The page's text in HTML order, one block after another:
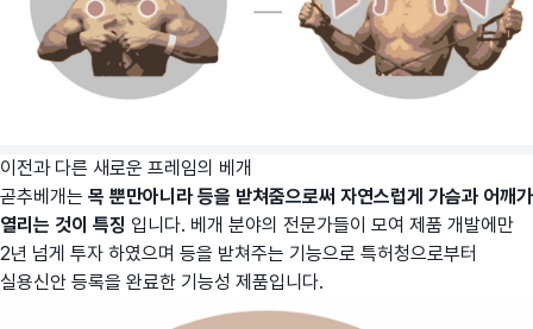
이전과 다른 새로운 프레임의 베개
곧추베개는 목 뿐만아니라 등을 받쳐줌으로써 자연스럽게 가슴과 어깨가
열리는 것이 특징 입니다. 베개 분야의 전문가들이 모여 제품 개발에만
2년 넘게 투자 하였으며 등을 받쳐주는 기능으로 특허청으로부터
실용신안 등록을 완료한 기능성 제품입니다.